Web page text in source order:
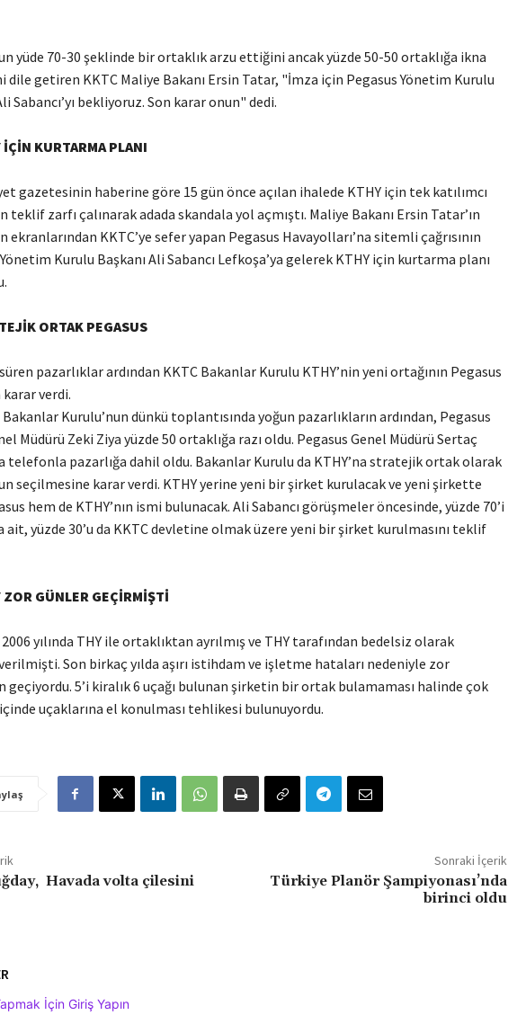
yüde 70-30 şeklinde bir ortaklık arzu ettiğini ancak yüzde 50-50 ortaklığa ikna
getiren KKTC Maliye Bakanı Ersin Tatar, "İmza için Pegasus Yönetim Kurulu
Sabancı’yı bekliyoruz. Son karar onun" dedi.
İÇİN KURTARMA PLANI
haberine göre 15 gün önce açılan ihalede KTHY için tek katılımcı
teklif zarfı çalınarak adada skandala yol açmıştı. Maliye Bakanı Ersin Tatar’ın
ekranlarından KKTC’ye sefer yapan Pegasus Havayolları’na sitemli çağrısının
Kurulu Başkanı Ali Sabancı Lefkoşa’ya gelerek KTHY için kurtarma planı
ORTAK PEGASUS
pazarlıklar ardından KKTC Bakanlar Kurulu KTHY’nin yeni ortağının Pegasus
verdi.
Kurulu’nun dünkü toplantısında yoğun pazarlıkların ardından, Pegasus
Müdürü Zeki Ziya yüzde 50 ortaklığa razı oldu. Pegasus Genel Müdürü Sertaç
telefonla pazarlığa dahil oldu. Bakanlar Kurulu da KTHY’na stratejik ortak olarak
seçilmesine karar verdi. KTHY yerine yeni bir şirket kurulacak ve yeni şirkette
hem de KTHY’nın ismi bulunacak. Ali Sabancı görüşmeler öncesinde, yüzde 70’i
ait, yüzde 30’u da KKTC devletine olmak üzere yeni bir şirket kurulmasını teklif
ZOR GÜNLER GEÇİRMİŞTİ
yılında THY ile ortaklıktan ayrılmış ve THY tarafından bedelsiz olarak
verilmişti. Son birkaç yılda aşırı istihdam ve işletme hataları nedeniyle zor
geçiyordu. 5’i kiralık 6 uçağı bulunan şirketin bir ortak bulamaması halinde çok
içinde uçaklarına el konulması tehlikesi bulunuyordu.
Havada volta çilesini
Sonraki İçerik
Türkiye Planör Şampiyonası’nda
birinci oldu
İçin Giriş Yapın